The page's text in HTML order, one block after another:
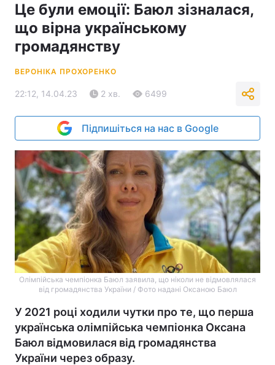
Це були емоції: Баюл зізналася,
що вірна українському
громадянству
ВЕРОНІКА ПРОХОРЕНКО
22:12, 14.04.23 2 хв. 6499
Підпишіться на нас в Google
Олімпійська чемпіонка Баюл заявила, що ніколи не відмовлялася
від громадянства України / Фото надані Оксаною Баюл
У 2021 році ходили чутки про те, що перша
українська олімпійська чемпіонка Оксана
Баюл відмовилася від громадянства
України через образу.